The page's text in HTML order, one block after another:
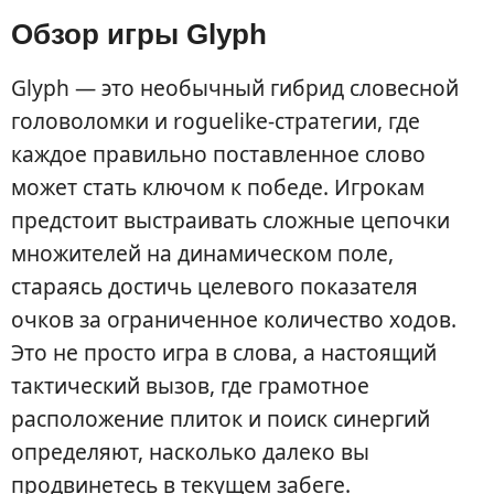
Обзор игры Glyph
Glyph — это необычный гибрид словесной
головоломки и roguelike-стратегии, где
каждое правильно поставленное слово
может стать ключом к победе. Игрокам
предстоит выстраивать сложные цепочки
множителей на динамическом поле,
стараясь достичь целевого показателя
очков за ограниченное количество ходов.
Это не просто игра в слова, а настоящий
тактический вызов, где грамотное
расположение плиток и поиск синергий
определяют, насколько далеко вы
продвинетесь в текущем забеге.